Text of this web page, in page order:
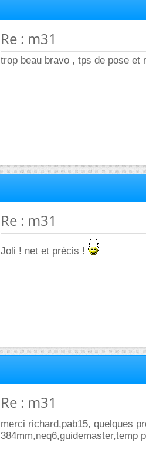
Re : m31
trop beau bravo , tps de pose et
Re : m31
Joli ! net et précis !
Re : m31
merci richard,pab15, quelques
384mm,neq6,guidemaster,temp